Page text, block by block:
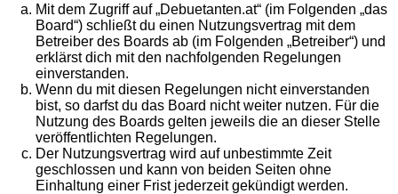
Mit dem Zugriff auf „Debuetanten.at“ (im Folgenden „das
Board“) schließt du einen Nutzungsvertrag mit dem
Betreiber des Boards ab (im Folgenden „Betreiber“) und
erklärst dich mit den nachfolgenden Regelungen
einverstanden.
Wenn du mit diesen Regelungen nicht einverstanden
bist, so darfst du das Board nicht weiter nutzen. Für die
Nutzung des Boards gelten jeweils die an dieser Stelle
veröffentlichten Regelungen.
Der Nutzungsvertrag wird auf unbestimmte Zeit
geschlossen und kann von beiden Seiten ohne
Einhaltung einer Frist jederzeit gekündigt werden.